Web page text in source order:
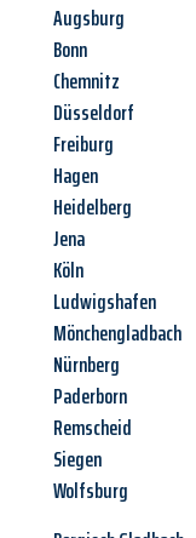
Augsburg
Bonn
Chemnitz
Düsseldorf
Freiburg
Hagen
Heidelberg
Jena
Köln
Ludwigshafen
Mönchengladbach
Nürnberg
Paderborn
Remscheid
Siegen
Wolfsburg